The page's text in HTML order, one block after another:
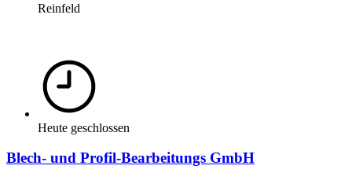
Reinfeld
Heute geschlossen
Blech- und Profil-Bearbeitungs GmbH